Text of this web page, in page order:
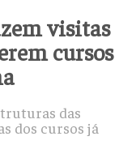
visitas
cursos
das
dos cursos já